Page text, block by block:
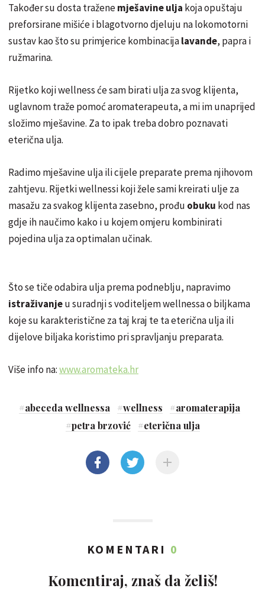
Također su dosta traženemješavine ulja koja opuštaju
preforsirane mišiće i blagotvorno djeluju na lokomotorni
sustav kao što su primjerice kombinacijalavande, papra i
ružmarina.
Rijetko koji wellness će sam birati ulja za svog klijenta,
uglavnom traže pomoć aromaterapeuta, a mi im unaprijed
složimo mješavine. Za to ipak treba dobro poznavati
eterična ulja.
Radimo mješavine ulja ili cijele preparate prema njihovom
zahtjevu. Rijetki wellnessi koji žele sami kreirati ulje za
masažu za svakog klijenta zasebno, prođu obuku kod nas
gdje ih naučimo kako i u kojem omjeru kombinirati
pojedina ulja za optimalan učinak.
Što se tiče odabira ulja prema podneblju, napravimo
istraživanjeu suradnji s voditeljem wellnessa o biljkama
koje su karakteristične za taj kraj te ta eterična ulja ili
dijelove biljaka koristimo pri spravljanju preparata.
Više info na:www.aromateka.hr
#abeceda wellnessa #wellness #aromaterapija
#petra brzović #eterična ulja
KOMENTARI 0
Komentiraj, znaš da želiš!